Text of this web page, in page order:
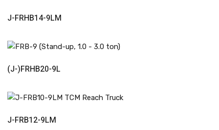
J-FRHB14-9LM
(J-)FRHB20-9L
J-FRB12-9LM